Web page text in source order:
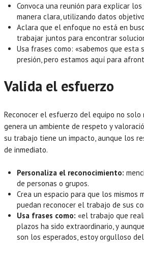
Convoca una reunión para explicar
manera clara, utilizando datos
Aclara que el enfoque no está en
trabajar juntos para encontrar
Usa frases como: «sabemos que esta
presión, pero estamos aquí para
Valida el esfuerzo
Reconocer el esfuerzo del equipo no solo
genera un ambiente de respeto y
su trabajo tiene un impacto, aunque los
de inmediato.
Personaliza el reconocimiento:
de personas o grupos.
Crea un espacio para que los mismos
puedan reconocer el trabajo de sus
Usa frases como: «el trabajo que
plazos ha sido extraordinario, y
son los esperados, estoy orgulloso